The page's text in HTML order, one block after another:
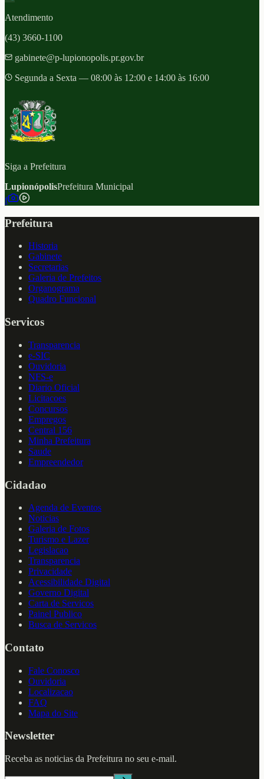
Atendimento
(43) 3660-1100
gabinete@p-lupionopolis.pr.gov.br
Segunda a Sexta — 08:00 às 12:00 e 14:00 às 16:00
Siga a Prefeitura
LupionópolisPrefeitura Municipal
f
Prefeitura
Historia
Gabinete
Secretarias
Galeria de Prefeitos
Organograma
Quadro Funcional
Servicos
Transparencia
e-SIC
Ouvidoria
NFS-e
Diario Oficial
Licitacoes
Concursos
Empregos
Central 156
Minha Prefeitura
Saude
Empreendedor
Cidadao
Agenda de Eventos
Noticias
Galeria de Fotos
Turismo e Lazer
Legislacao
Transparencia
Privacidade
Acessibilidade Digital
Governo Digital
Carta de Servicos
Painel Publico
Busca de Servicos
Contato
Fale Conosco
Ouvidoria
Localizacao
FAQ
Mapa do Site
Newsletter
Receba as noticias da Prefeitura no seu e-mail.